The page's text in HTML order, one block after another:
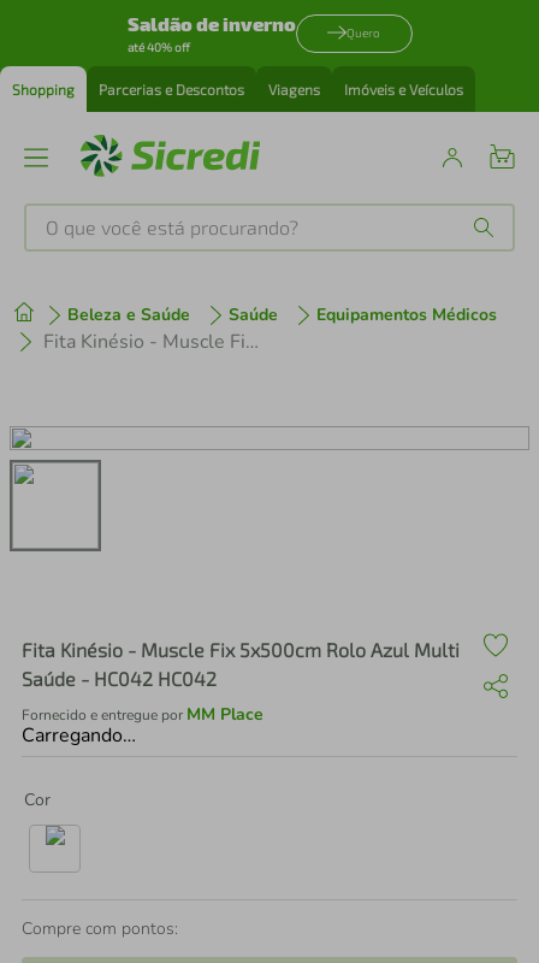
Saldão de inverno
até 40% off
Quero
Shopping Parcerias e Descontos Viagens Imóveis e Veículos
O que você está procurando?
Beleza e Saúde Saúde Equipamentos Médicos
Fita Kinésio - Muscle Fix 5x500cm Rolo Azul Multi Saúde - HC042 HC042
Fita Kinésio - Muscle Fix 5x500cm Rolo Azul Multi
Saúde - HC042 HC042
Fornecido e entregue por MM Place
Carregando…
Cor
Compre com pontos:
1º tenis